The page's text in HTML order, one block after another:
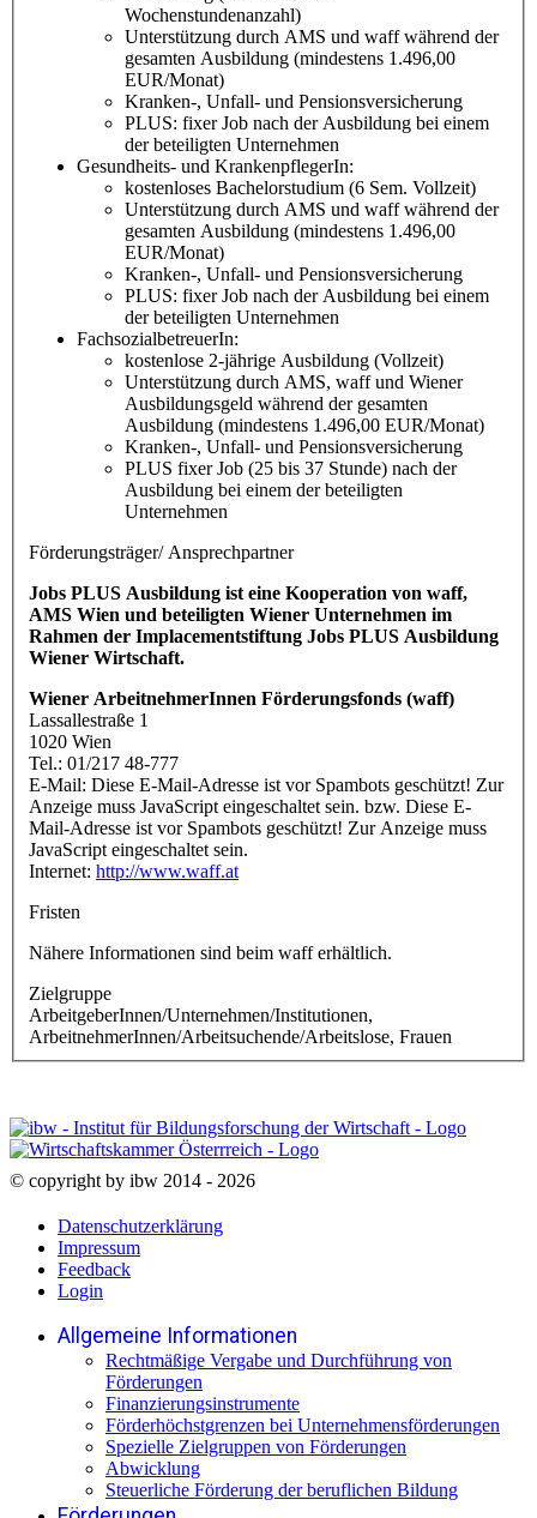
Wochenstundenanzahl)
Unterstützung durch AMS und waff während der
gesamten Ausbildung (mindestens 1.496,00
EUR/Monat)
Kranken-, Unfall- und Pensionsversicherung
PLUS: fixer Job nach der Ausbildung bei einem
der beteiligten Unternehmen
Gesundheits- und KrankenpflegerIn:
kostenloses Bachelorstudium (6 Sem. Vollzeit)
Unterstützung durch AMS und waff während der
gesamten Ausbildung (mindestens 1.496,00
EUR/Monat)
Kranken-, Unfall- und Pensionsversicherung
PLUS: fixer Job nach der Ausbildung bei einem
der beteiligten Unternehmen
FachsozialbetreuerIn:
kostenlose 2-jährige Ausbildung (Vollzeit)
Unterstützung durch AMS, waff und Wiener
Ausbildungsgeld während der gesamten
Ausbildung (mindestens 1.496,00 EUR/Monat)
Kranken-, Unfall- und Pensionsversicherung
PLUS fixer Job (25 bis 37 Stunde) nach der
Ausbildung bei einem der beteiligten
Unternehmen
Förderungsträger/ Ansprechpartner
Jobs PLUS Ausbildung ist eine Kooperation von waff,
AMS Wien und beteiligten Wiener Unternehmen im
Rahmen der Implacementstiftung Jobs PLUS Ausbildung
Wiener Wirtschaft.
Wiener ArbeitnehmerInnen Förderungsfonds (waff)
Lassallestraße 1
1020 Wien
Tel.: 01/217 48-777
E-Mail: Diese E-Mail-Adresse ist vor Spambots geschützt! Zur
Anzeige muss JavaScript eingeschaltet sein. bzw. Diese E-
Mail-Adresse ist vor Spambots geschützt! Zur Anzeige muss
JavaScript eingeschaltet sein.
Internet: http://www.waff.at
Fristen
Nähere Informationen sind beim waff erhältlich.
Zielgruppe
ArbeitgeberInnen/Unternehmen/Institutionen,
ArbeitnehmerInnen/Arbeitsuchende/Arbeitslose, Frauen
© copyright by ibw 2014 - 2026
Datenschutzerklärung
Impressum
Feedback
Login
Allgemeine Informationen
Rechtmäßige Vergabe und Durchführung von
Förderungen
Finanzierungsinstrumente
Förderhöchstgrenzen bei Unternehmensförderungen
Spezielle Zielgruppen von Förderungen
Abwicklung
Steuerliche Förderung der beruflichen Bildung